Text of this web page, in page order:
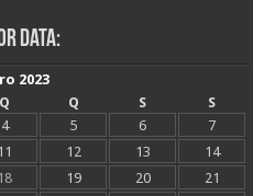
Data:
2023
Q Q S
S
4 5 6
7
11 12 13
14
18 19 20 21